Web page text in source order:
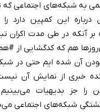
به شبکه‌های اجتماعی که
درباره این کمپین دارد
بر آنکه در طی مدت اکران
هم که کدگشایی از
آن شده ایم حتی در
خبری از نمایش آن
را جز بدیهیات
شبکه‌های اجتماعی